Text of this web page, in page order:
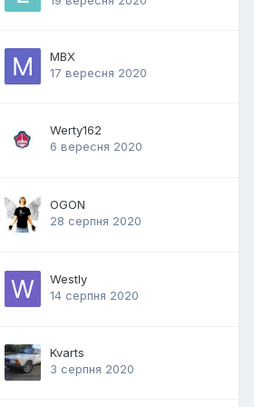
MBX
17 вересня 2020
Werty162
6 вересня 2020
OGON
28 серпня 2020
Westly
14 серпня 2020
Kvarts
3 серпня 2020